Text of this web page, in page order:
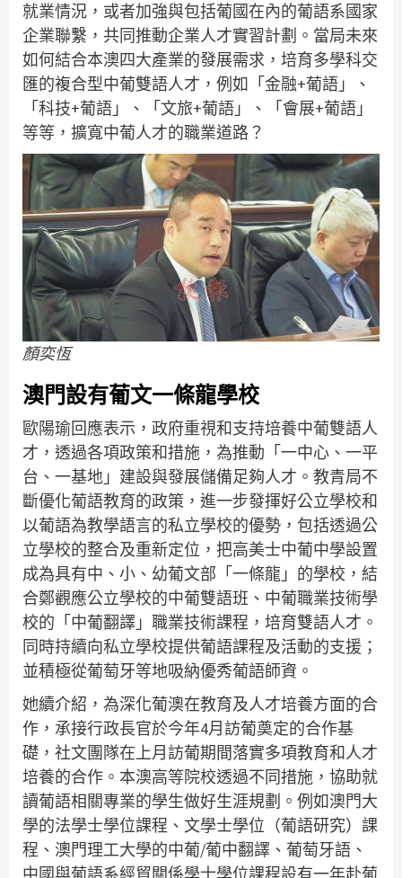
就業情況，或者加強與包括葡國在內的葡語系國家
企業聯繫，共同推動企業人才實習計劃。當局未來
如何結合本澳四大產業的發展需求，培育多學科交
匯的複合型中葡雙語人才，例如「金融+葡語」、
「科技+葡語」、「文旅+葡語」、「會展+葡語」
等等，擴寬中葡人才的職業道路？
顏奕恆
澳門設有葡文一條龍學校
歐陽瑜回應表示，政府重視和支持培養中葡雙語人
才，透過各項政策和措施，為推動「一中心、一平
台、一基地」建設與發展儲備足夠人才。教青局不
斷優化葡語教育的政策，進一步發揮好公立學校和
以葡語為教學語言的私立學校的優勢，包括透過公
立學校的整合及重新定位，把高美士中葡中學設置
成為具有中、小、幼葡文部「一條龍」的學校，結
合鄭觀應公立學校的中葡雙語班、中葡職業技術學
校的「中葡翻譯」職業技術課程，培育雙語人才。
同時持續向私立學校提供葡語課程及活動的支援；
並積極從葡萄牙等地吸納優秀葡語師資。
她續介紹，為深化葡澳在教育及人才培養方面的合
作，承接行政長官於今年4月訪葡奠定的合作基
礎，社文團隊在上月訪葡期間落實多項教育和人才
培養的合作。本澳高等院校透過不同措施，協助就
讀葡語相關專業的學生做好生涯規劃。例如澳門大
學的法學士學位課程、文學士學位（葡語研究）課
程、澳門理工大學的中葡/葡中翻譯、葡萄牙語、
中國與葡語系經貿關係學士學位課程設有一年赴葡